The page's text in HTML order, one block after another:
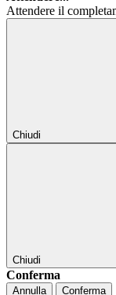
Attendere il
Chiudi
Chiudi
Conferma
Annulla Conferma